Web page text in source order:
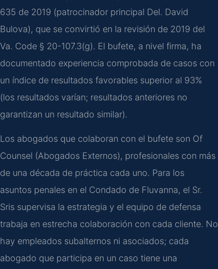
635 de 2019 (patrocinador principal Del. David
Bulova), que se convirtió en la revisión de 2019 del
Va. Code § 20-107.3(g). El bufete, a nivel firma, ha
documentado experiencia comprobada de casos con
un índice de resultados favorables superior al 93%
(los resultados varían; resultados anteriores no
garantizan un resultado similar).
Los abogados que colaboran con el bufete son Of
Counsel (Abogados Externos), profesionales con más
de una década de práctica cada uno. Para los
asuntos penales en el Condado de Fluvanna, el Sr.
Sris supervisa la estrategia y el equipo de defensa
trabaja en estrecha colaboración con cada cliente. No
hay empleados subalternos ni asociados; cada
abogado que participa en un caso tiene una